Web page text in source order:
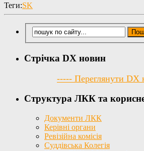
Теги:SK
Стрічка DX новин
----- Переглянути DX
Структура ЛКК та
Документи ЛКК
Керівні органи
Ревізійна комісія
Суддівська Колегія